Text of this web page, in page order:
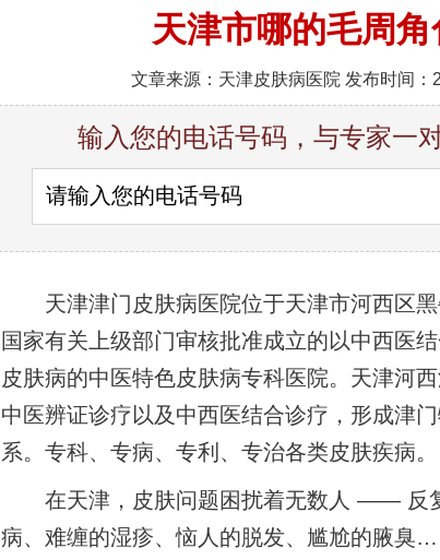
天津市哪的毛周
文章来源：天津皮肤病医院 发布时间：
输入您的电话号码，与专家一
天津津门皮肤病医院位于天津市河西区
国家有关上级部门审核批准成立的以中西医
皮肤病的中医特色皮肤病专科医院。天津河
中医辨证诊疗以及中西医结合诊疗，形成津
系。专科、专病、专利、专治各类皮肤疾病。
在天津，皮肤问题困扰着无数人 —— 反
病、难缠的湿疹、恼人的脱发、尴尬的腋臭